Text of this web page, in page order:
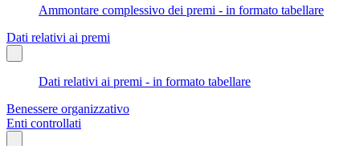
Ammontare complessivo dei premi - in formato tabellare
Dati relativi ai premi
Dati relativi ai premi - in formato tabellare
Benessere organizzativo
Enti controllati